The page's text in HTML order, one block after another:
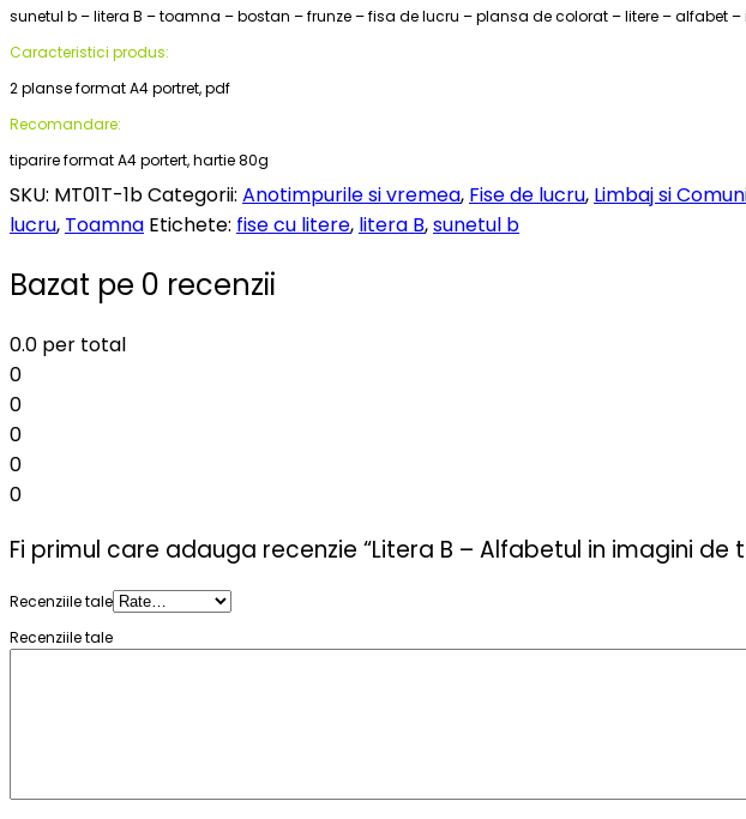
sunetul b – litera B – toamna – bostan – frunze – fisa de lucru – plansa de colorat – litere –
Caracteristici produs:
2 planse format A4 portret, pdf
Recomandare:
tiparire format A4 portert, hartie 80g
SKU: MT01T-1bCategorii: Anotimpurile si vremea, Fise de lucru, Limbaj si
lucru, Toamna Etichete: fise cu litere, litera B,sunetul b
Bazat pe 0 recenzii
0.0 per total
0
0
0
0
0
Fi primul care adauga recenzie “Litera B – Alfabetul in imagini de
Recenziile tale
Recenziile tale